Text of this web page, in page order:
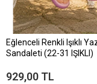
Eğlenceli Renkli Işıklı
Sandaleti (22-31 IŞIKLI)
929,00 TL